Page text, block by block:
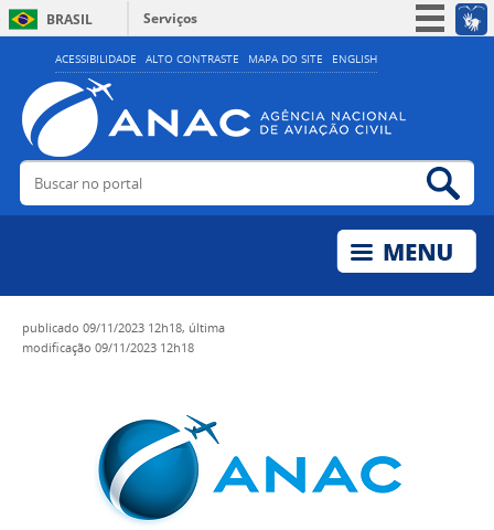
ACESSIBILIDADE ALTO CONTRASTE MAPA DO SITE ENGLISH
BRASIL
Serviços
Simplifique!
Acesso à informação
Legislação
Buscar no portal
publicado 09/11/2023 12h18, última
modificação 09/11/2023 12h18